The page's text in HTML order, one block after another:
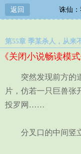
返回 诛仙：
第55章 季某杀人，从来
《关闭小说畅读模
突然发现前方的道
片，仿若一只巨兽张
投罗网……
分叉口的中间竖立